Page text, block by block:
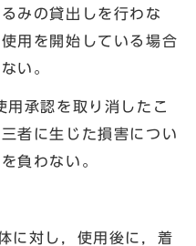
みの貸出しを行わな
用を開始している場合
い。
承認を取り消したこ
者に生じた損害につい
負わない。
対し，使用後に，着